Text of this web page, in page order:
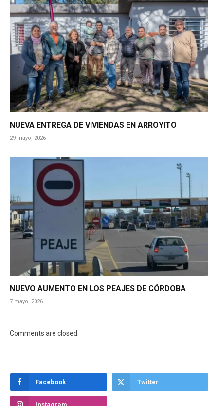
NUEVA ENTREGA DE VIVIENDAS EN ARROYITO
29 mayo, 2026
NUEVO AUMENTO EN LOS PEAJES DE CÓRDOBA
7 mayo, 2026
Comments are closed.
Facebook Twitter
Instagram